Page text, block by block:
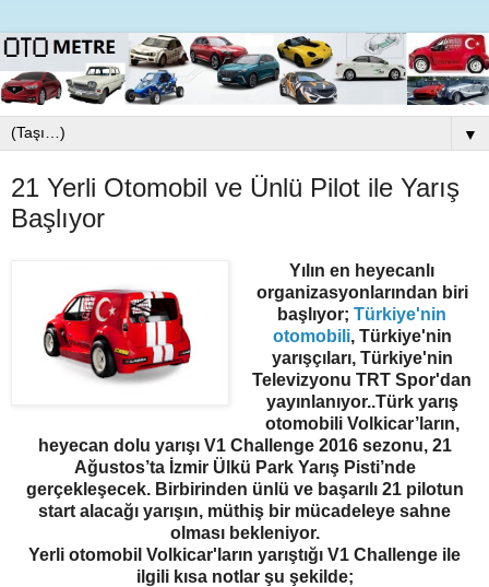
▼
21 Yerli Otomobil ve Ünlü Pilot ile Yarış
Başlıyor
Yılın en heyecanlı
organizasyonlarından biri
başlıyor;Türkiye'nin
otomobili, Türkiye'nin
yarışçıları, Türkiye'nin
Televizyonu TRT Spor'dan
yayınlanıyor..Türk yarış
otomobili Volkicar’ların,
heyecan dolu yarışı V1 Challenge 2016 sezonu, 21
Ağustos’ta İzmir Ülkü Park Yarış Pisti’nde
gerçekleşecek. Birbirinden ünlü ve başarılı 21 pilotun
start alacağı yarışın, müthiş bir mücadeleye sahne
olması bekleniyor.
Yerli otomobil Volkicar'ların yarıştığı V1 Challenge ile
ilgili kısa notlar şu şekilde;